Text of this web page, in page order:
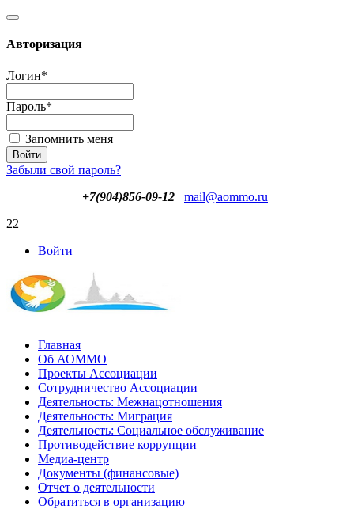
Авторизация
Логин*
Пароль*
Запомнить меня
Забыли свой пароль?
+7(904)856-09-12
mail@aommo.ru
22
Войти
Главная
Об АОММО
Проекты Ассоциации
Сотрудничество Ассоциации
Деятельность: Межнацотношения
Деятельность: Миграция
Деятельность: Социальное обслуживание
Противодействие коррупции
Медиа-центр
Документы (финансовые)
Отчет о деятельности
Обратиться в организацию